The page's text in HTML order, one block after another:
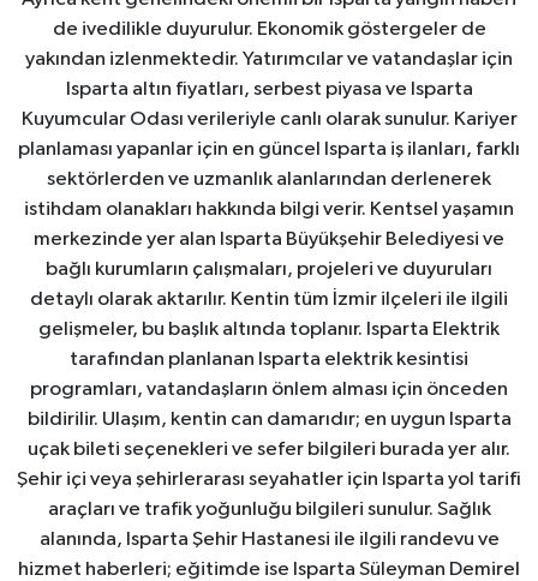
de ivedilikle duyurulur. Ekonomik göstergeler de
yakından izlenmektedir. Yatırımcılar ve vatandaşlar için
Isparta altın fiyatları, serbest piyasa ve Isparta
Kuyumcular Odası verileriyle canlı olarak sunulur. Kariyer
planlaması yapanlar için en güncel Isparta iş ilanları, farklı
sektörlerden ve uzmanlık alanlarından derlenerek
istihdam olanakları hakkında bilgi verir. Kentsel yaşamın
merkezinde yer alan Isparta Büyükşehir Belediyesi ve
bağlı kurumların çalışmaları, projeleri ve duyuruları
detaylı olarak aktarılır. Kentin tüm İzmir ilçeleri ile ilgili
gelişmeler, bu başlık altında toplanır. Isparta Elektrik
tarafından planlanan Isparta elektrik kesintisi
programları, vatandaşların önlem alması için önceden
bildirilir. Ulaşım, kentin can damarıdır; en uygun Isparta
uçak bileti seçenekleri ve sefer bilgileri burada yer alır.
Şehir içi veya şehirlerarası seyahatler için Isparta yol tarifi
araçları ve trafik yoğunluğu bilgileri sunulur. Sağlık
alanında, Isparta Şehir Hastanesi ile ilgili randevu ve
hizmet haberleri; eğitimde ise Isparta Süleyman Demirel